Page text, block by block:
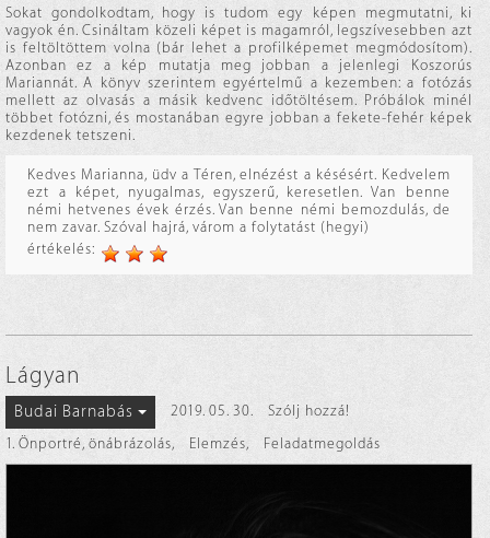
Sokat gondolkodtam, hogy is tudom egy képen megmutatni, ki
vagyok én. Csináltam közeli képet is magamról, legszívesebben azt
is feltöltöttem volna (bár lehet a profilképemet megmódosítom).
Azonban ez a kép mutatja meg jobban a jelenlegi Koszorús
Mariannát. A könyv szerintem egyértelmű a kezemben: a fotózás
mellett az olvasás a másik kedvenc időtöltésem. Próbálok minél
többet fotózni, és mostanában egyre jobban a fekete-fehér képek
kezdenek tetszeni.
Kedves Marianna, üdv a Téren, elnézést a késésért. Kedvelem
ezt a képet, nyugalmas, egyszerű, keresetlen. Van benne
némi hetvenes évek érzés. Van benne némi bemozdulás, de
nem zavar. Szóval hajrá, várom a folytatást (hegyi)
értékelés:
Lágyan
Budai Barnabás 2019. 05. 30.
Szólj hozzá!
1. Önportré, önábrázolás, Elemzés, Feladatmegoldás